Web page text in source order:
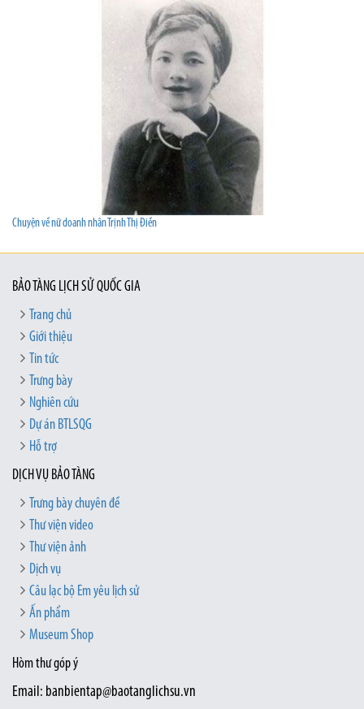
Chuyện về nữ doanh nhân Trịnh Thị Điền
BẢO TÀNG LỊCH SỬ QUỐC GIA
Trang chủ
Giới thiệu
Tin tức
Trưng bày
Nghiên cứu
Dự án BTLSQG
Hỗ trợ
DỊCH VỤ BẢO TÀNG
Trưng bày chuyên đề
Thư viện video
Thư viện ảnh
Dịch vụ
Câu lạc bộ Em yêu lịch sử
Ấn phẩm
Museum Shop
Hòm thư góp ý
Email: banbientap@baotanglichsu.vn